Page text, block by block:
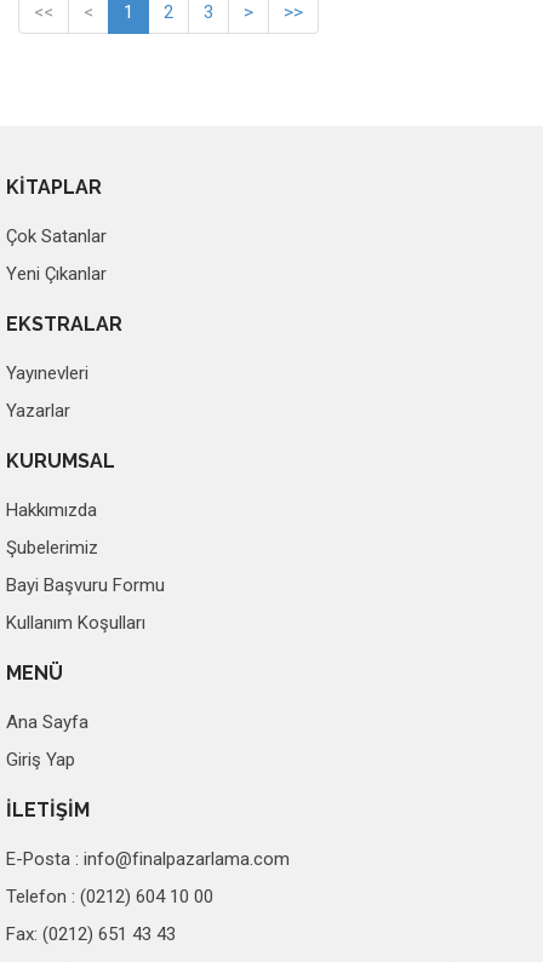
<< < 1 2 3 > >>
KİTAPLAR
Çok Satanlar
Yeni Çıkanlar
EKSTRALAR
Yayınevleri
Yazarlar
KURUMSAL
Hakkımızda
Şubelerimiz
Bayi Başvuru Formu
Kullanım Koşulları
MENÜ
Ana Sayfa
Giriş Yap
İLETİŞİM
E-Posta : info@finalpazarlama.com
Telefon : (0212) 604 10 00
Fax: (0212) 651 43 43